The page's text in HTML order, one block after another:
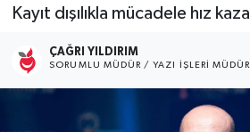
Kayıt dışılıkla mücadele hız
ÇAĞRI YILDIRIM
SORUMLU MÜDÜR / YAZI İŞLERI
Medya